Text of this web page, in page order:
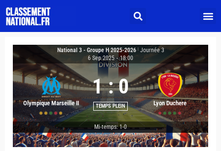
National 3 - Groupe H 2025-2026
Journée 3
6 Sep 2025 - 18:00
Olympique Marseille II
1 : 0
TEMPS PLEIN Lyon Duchere
Mi-temps: 1-0